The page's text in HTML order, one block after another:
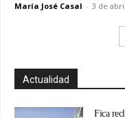
María José Casal - 3 de
Actualidad
Fica